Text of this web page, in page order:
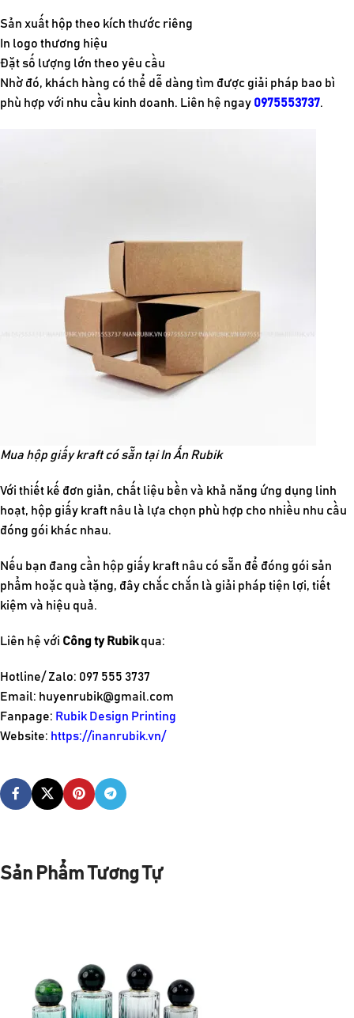
Sản xuất hộp theo kích thước riêng
In logo thương hiệu
Đặt số lượng lớn theo yêu cầu
Nhờ đó, khách hàng có thể dễ dàng tìm được giải pháp bao bì
phù hợp với nhu cầu kinh doanh. Liên hệ ngay 0975553737.
Mua hộp giấy kraft có sẵn tại In Ấn Rubik
Với thiết kế đơn giản, chất liệu bền và khả năng ứng dụng linh
hoạt, hộp giấy kraft nâu là lựa chọn phù hợp cho nhiều nhu cầu
đóng gói khác nhau.
Nếu bạn đang cần hộp giấy kraft nâu có sẵn để đóng gói sản
phẩm hoặc quà tặng, đây chắc chắn là giải pháp tiện lợi, tiết
kiệm và hiệu quả.
Liên hệ với Công ty Rubik qua:
Hotline/ Zalo: 097 555 3737
Email: huyenrubik@gmail.com
Fanpage: Rubik Design Printing
Website: https://inanrubik.vn/
Sản Phẩm Tương Tự